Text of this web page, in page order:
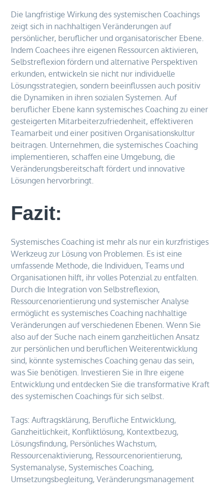
Die langfristige Wirkung des systemischen Coachings
zeigt sich in nachhaltigen Veränderungen auf
persönlicher, beruflicher und organisatorischer Ebene.
Indem Coachees ihre eigenen Ressourcen aktivieren,
Selbstreflexion fördern und alternative Perspektiven
erkunden, entwickeln sie nicht nur individuelle
Lösungsstrategien, sondern beeinflussen auch positiv
die Dynamiken in ihren sozialen Systemen. Auf
beruflicher Ebene kann systemisches Coaching zu einer
gesteigerten Mitarbeiterzufriedenheit, effektiveren
Teamarbeit und einer positiven Organisationskultur
beitragen. Unternehmen, die systemisches Coaching
implementieren, schaffen eine Umgebung, die
Veränderungsbereitschaft fördert und innovative
Lösungen hervorbringt.
Fazit:
Systemisches Coaching ist mehr als nur ein kurzfristiges
Werkzeug zur Lösung von Problemen. Es ist eine
umfassende Methode, die Individuen, Teams und
Organisationen hilft, ihr volles Potenzial zu entfalten.
Durch die Integration von Selbstreflexion,
Ressourcenorientierung und systemischer Analyse
ermöglicht es systemisches Coaching nachhaltige
Veränderungen auf verschiedenen Ebenen. Wenn Sie
also auf der Suche nach einem ganzheitlichen Ansatz
zur persönlichen und beruflichen Weiterentwicklung
sind, könnte systemisches Coaching genau das sein,
was Sie benötigen. Investieren Sie in Ihre eigene
Entwicklung und entdecken Sie die transformative Kraft
des systemischen Coachings für sich selbst.
Tags:Auftragsklärung, Berufliche Entwicklung,
Ganzheitlichkeit, Konfliktlösung, Kontextbezug,
Lösungsfindung, Persönliches Wachstum,
Ressourcenaktivierung, Ressourcenorientierung,
Systemanalyse,Systemisches Coaching,
Umsetzungsbegleitung,Veränderungsmanagement